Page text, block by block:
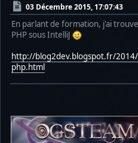
03 Décembre 2015, 17:07:43
En parlant de formation, j'ai
PHP sous IntelliJ
http://blog2dev.blogspot.fr/
php.html